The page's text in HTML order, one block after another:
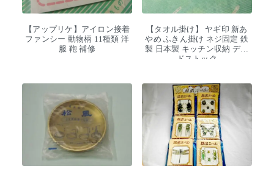
【アップリケ】アイロン接着
ファンシー 動物柄 11種類 洋
服 鞄 補修
【タオル掛け】 ヤギ印 新あ
やめ ふきん掛け ネジ固定 鉄
製 日本製 キッチン収納 デッ
ドストック